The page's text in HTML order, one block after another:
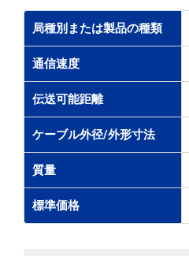
局種別または製品の種類
通信速度
伝送可能距離
ケーブル外径/外形寸法
質量
標準価格